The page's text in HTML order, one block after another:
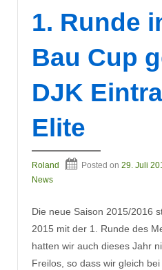
1. Runde
Bau Cup
DJK
Elite
Roland Posted on 29. Juli
News
Die neue Saison 2015/2016
2015 mit der 1. Runde des
hatten wir auch dieses Jahr
Freilos, so dass wir gleich